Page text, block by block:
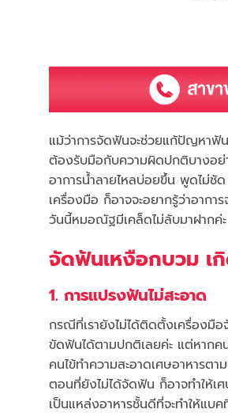
แม้ว่าการจัดฟันจะช่วยแก้ปัญหาฟั
ต้องรับมือกับความผิดปกติบางอย่
อาการน้ำลายไหลบ่อยขึ้น พูดไม่
เครื่องมือ ก็อาจจะอยากรู้ว่าอาก
วันนี้หมอณัฐมีเคล็ดไม่ลับมาฝากค่ะ
จัดฟันเหงือกบวม เกิ
1. การแปรงฟันไม่สะอาด
กรณีที่เรายังไม่ได้ติดตั้งเครื่องมือ
ขัดฟันได้ตามปกติเลยค่ะ แต่หากค
คนไข้ทำความสะอาดเศษอาหาร
ตอนที่ยังไม่ได้จัดฟัน ก็อาจทำให้เ
เป็นแหล่งอาหารชั้นดีที่จะทำให้แบ